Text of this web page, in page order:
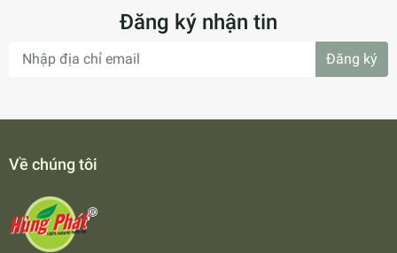
Đăng ký nhận tin
Đăng ký
Về chúng tôi